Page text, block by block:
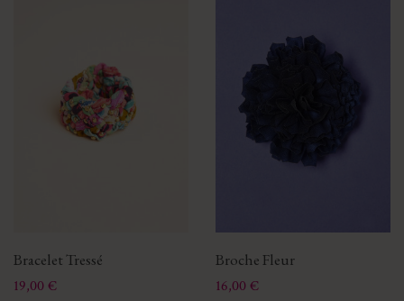
Bracelet Tressé
Prix
19,00 €
Broche Fleur
Prix
16,00 €